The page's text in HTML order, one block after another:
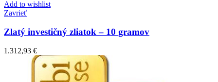
Simple Collection
Zásnubné prstne z kolekcie Simple.
Add to wishlist
Zavrieť
Zlatý investičný zliatok – 10 gramov
1.312,93 €